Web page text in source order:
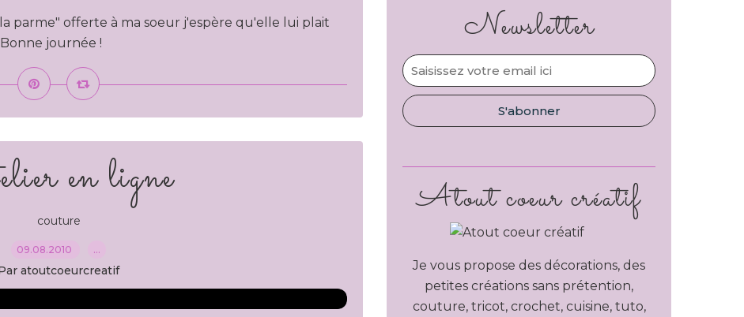
parme" offerte à ma soeur j'espère qu'elle lui plait
journée !
en ligne
couture
09.08.2010 …
atoutcoeurcreatif
Newsletter
Atout coeur créatif
Je vous propose des décorations, des
petites créations sans prétention,
couture, tricot, crochet, cuisine, tuto,